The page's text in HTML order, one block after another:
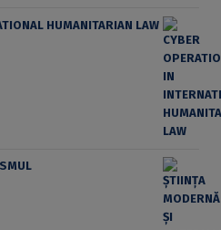
HUMANITARIAN LAW